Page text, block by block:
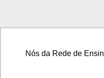
Nós da Rede de